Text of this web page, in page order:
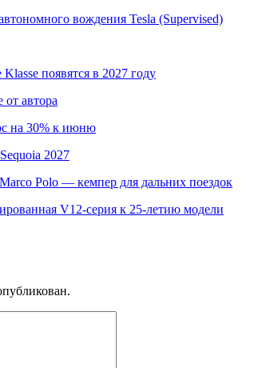
вождения Tesla (Supervised)
появятся в 2027 году
автора
на 30% к июню
2027
Polo — кемпер для дальних поездок
V12-серия к 25-летию модели